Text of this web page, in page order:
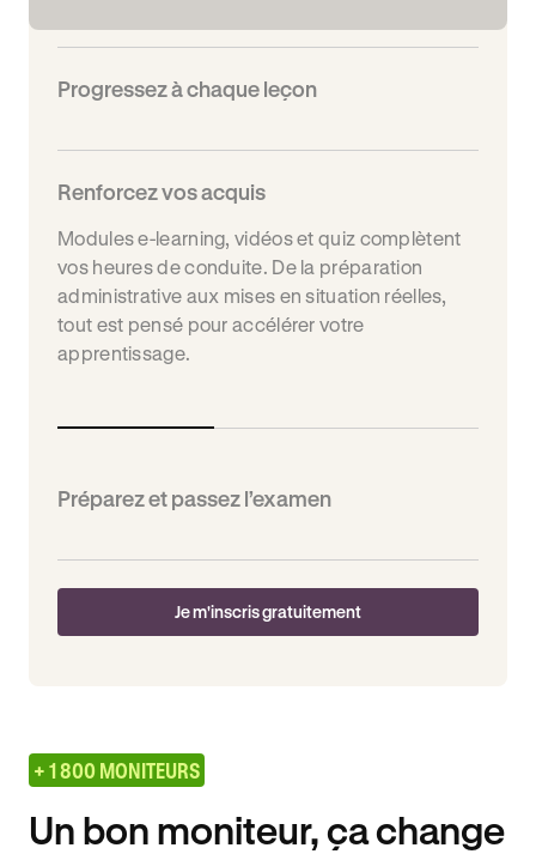
Progressez à chaque leçon
Renforcez vos acquis
Modules e-learning, vidéos et quiz complètent
vos heures de conduite. De la préparation
administrative aux mises en situation réelles,
tout est pensé pour accélérer votre
apprentissage.
Préparez et passez l’examen
Je m'inscris gratuitement
+ 1 800 MONITEURS
Un bon moniteur, ça change